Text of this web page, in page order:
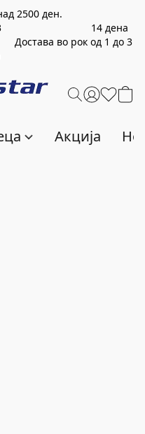
2500 ден.
14 дена
во рок од 1 до 3
Акција